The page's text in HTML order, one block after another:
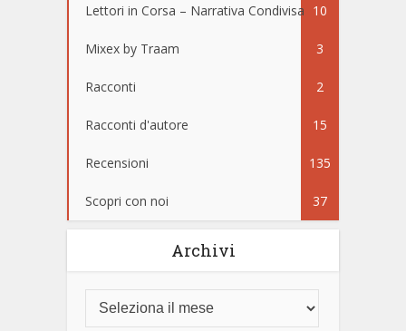
Lettori in Corsa – Narrativa Condivisa 10
Mixex by Traam 3
Racconti 2
Racconti d'autore 15
Recensioni 135
Scopri con noi 37
Archivi